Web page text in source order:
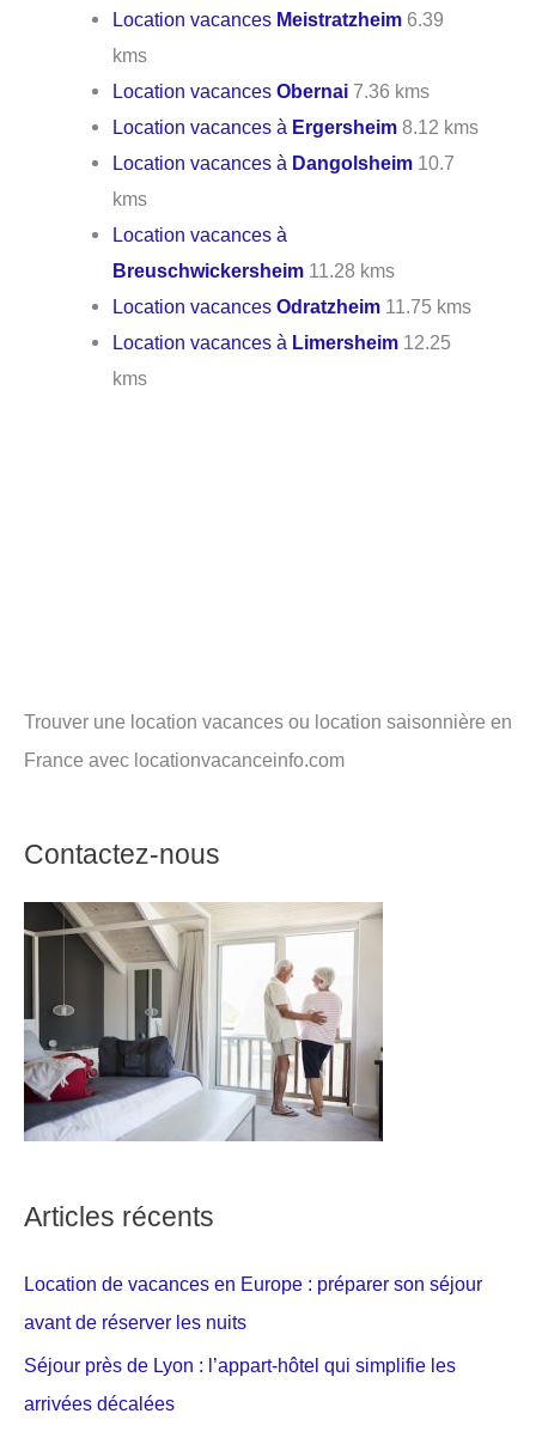
Location vacances Meistratzheim 6.39
kms
Location vacancesObernai 7.36 kms
Location vacances à Ergersheim 8.12 kms
Location vacances à Dangolsheim 10.7
kms
Location vacances à
Breuschwickersheim 11.28 kms
Location vacancesOdratzheim 11.75 kms
Location vacances à Limersheim 12.25
kms
Trouver une location vacances ou location saisonnière en
France avec locationvacanceinfo.com
Contactez-nous
Articles récents
Location de vacances en Europe : préparer son séjour
avant de réserver les nuits
Séjour près de Lyon : l’appart-hôtel qui simplifie les
arrivées décalées